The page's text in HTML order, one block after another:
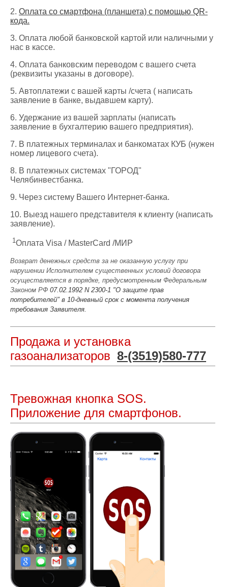
2. Оплата со смартфона (планшета) с помощью QR-
кода.
3. Оплата любой банковской картой или наличными у
нас в кассе.
4. Оплата банковским переводом с вашего счета
(реквизиты указаны в договоре).
5. Автоплатежи с вашей карты /счета ( написать
заявление в банке, выдавшем карту).
6. Удержание из вашей зарплаты (написать
заявление в бухгалтерию вашего предприятия).
7. В платежных терминалах и банкоматах КУБ (нужен
номер лицевого счета).
8. В платежных системах "ГОРОД"
Челябинвестбанка.
9. Через систему Вашего Интернет-банка.
10. Выезд нашего представителя к клиенту (написать
заявление).
1Оплата Visa / MasterCard /МИР
Возврат денежных средств за не оказанную услугу при
нарушении Исполнителем существенных условий договора
осуществляется в порядке, предусмотренным Федеральным
Законом РФ 07.02.1992 N 2300-1 "О защите прав
потребителей" в 10-дневный срок с момента получения
требования Заявителя.
Продажа и установка
газоанализаторов 8-(3519)580-777
Тревожная кнопка SOS.
Приложение для смартфонов.